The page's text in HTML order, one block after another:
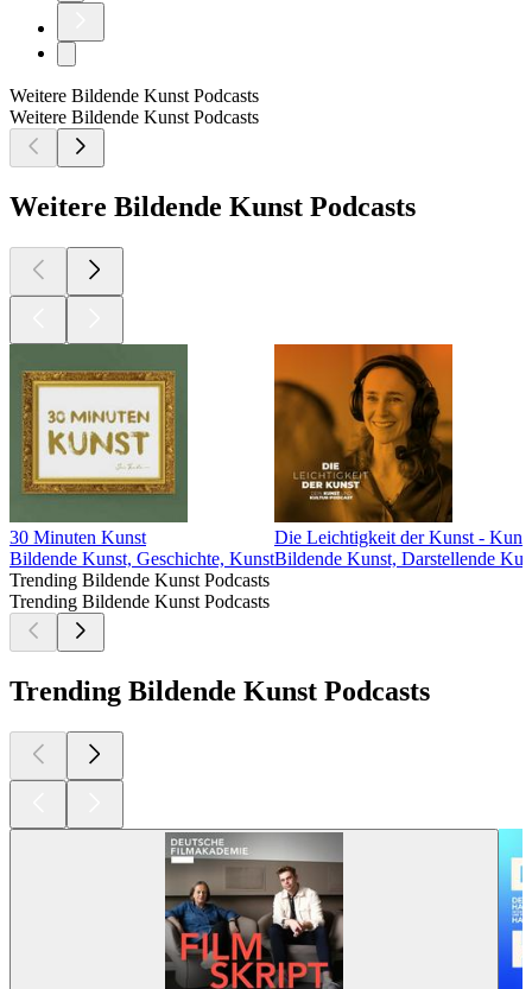
Weitere Bildende Kunst Podcasts
Weitere Bildende Kunst Podcasts
Weitere Bildende Kunst Podcasts
30 Minuten Kunst
Bildende Kunst, Geschichte, Kunst
Die Leichtigkeit der Kunst -
Bildende Kunst, Darstellende
Trending Bildende Kunst Podcasts
Trending Bildende Kunst Podcasts
Trending Bildende Kunst Podcasts